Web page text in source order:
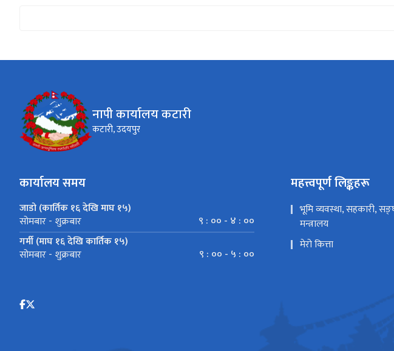
नापी कार्यालय कटारी
कटारी, उदयपुर
कार्यालय समय
जाडो (कार्तिक १६ देखि माघ १५)
सोमबार - शुक्रबार
९ : ०० - ४ : ००
गर्मी (माघ १६ देखि कार्तिक १५)
सोमबार - शुक्रबार ९ : ०० - ५ : ००
महत्त्वपूर्ण लिङ्कहरू
भूमि व्यवस्था, सहकारी,
मन्त्रालय
मेरो कित्ता